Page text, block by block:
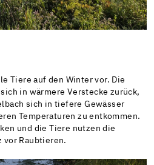
Tiere auf den Winter vor. Die
in wärmere Verstecke zurück,
sich in tiefere Gewässer
Temperaturen zu entkommen.
und die Tiere nutzen die
vor Raubtieren.